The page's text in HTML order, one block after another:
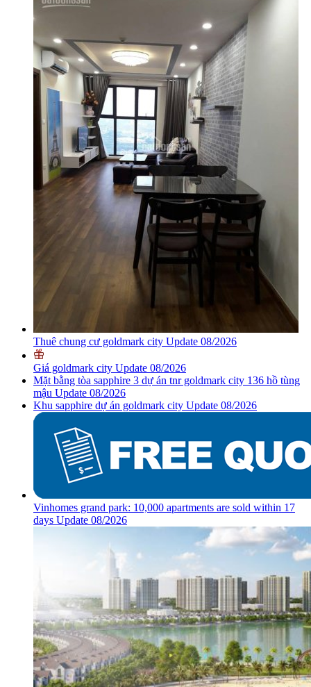
Thuê chung cư goldmark city Update 08/2026
Giá goldmark city Update 08/2026
Mặt bằng tòa sapphire 3 dự án tnr goldmark city 136 hồ tùng
mậu Update 08/2026
Khu sapphire dự án goldmark city Update 08/2026
Vinhomes grand park: 10,000 apartments are sold within 17
days Update 08/2026